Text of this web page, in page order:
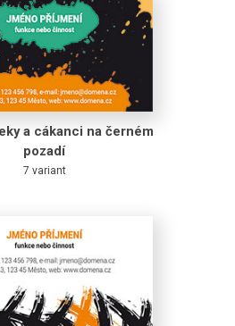
a cákanci na černém
pozadí
7 variant